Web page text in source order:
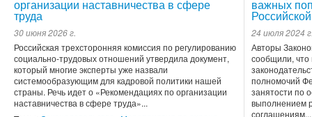
организации наставничества в сфере
труда
30 июня 2026 г.
Российская трехсторонняя комиссия по регулированию
социально-трудовых отношений утвердила документ,
который многие эксперты уже назвали
системообразующим для кадровой политики нашей
страны. Речь идет о «Рекомендациях по организации
наставничества в сфере труда»...
важных
24 июля 2024
Авторы
сообщили,
полномочий
занятости по
выполнением
соглашениям...